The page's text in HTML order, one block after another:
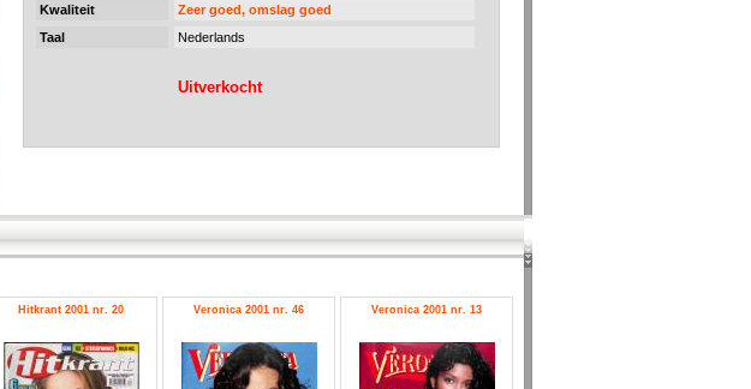
Kwaliteit
Zeer goed, omslag goed
Taal
Nederlands
Uitverkocht
Hitkrant 2001 nr. 20 Veronica 2001 nr. 46 Veronica 2001 nr. 13